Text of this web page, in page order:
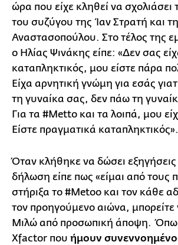
ώρα που είχε κληθεί να σχολιάσει
του συζύγου της Ίαν Στρατή και
Αναστασοπούλου. Στο τέλος της
ο Ηλίας Ψινάκης είπε: «Δεν σας
καταπληκτικός, μου είστε πάρα
Είχα αρνητική γνώμη για εσάς
τη γυναίκα σας, δεν πάω τη
Για τα #Metto και τα λοιπά, μου
Είστε πραγματικά καταπληκτικός».
Όταν κλήθηκε να δώσει εξηγήσεις
δήλωση είπε πως «είμαι από τους
στήριξα το #Metoo και τον κάθε
τον προηγούμενο αιώνα, μπορείτε
Μιλώ από προσωπική άποψη.
Xfactor που ήμουν